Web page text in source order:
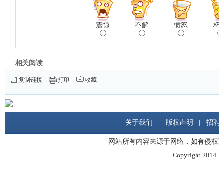
震惊 不解 愤怒
相关阅读
复制链接 打印 收藏
关于我们 版权声明 招
网站所有内容来源于网络，如有侵
Copyright 2014